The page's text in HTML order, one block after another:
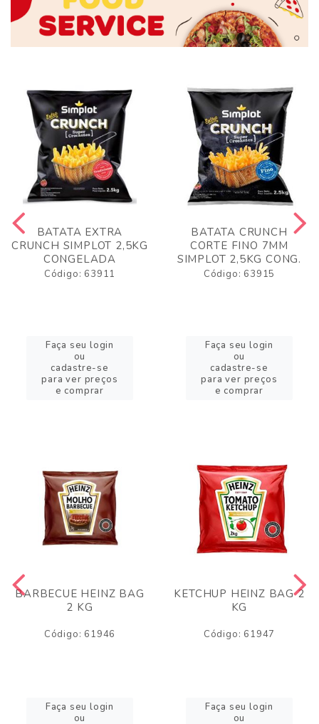
BATATA EXTRA
CRUNCH SIMPLOT 2,5KG
CONGELADA
Código: 63911
Faça seu login
ou
cadastre-se
para ver preços
e comprar
BATATA CRUNCH
CORTE FINO 7MM
SIMPLOT 2,5KG CONG.
Código: 63915
Faça seu login
ou
cadastre-se
para ver preços
e comprar
BARBECUE HEINZ BAG
2 KG
Código: 61946
Faça seu login
ou
KETCHUP HEINZ BAG 2
KG
Código: 61947
Faça seu login
ou